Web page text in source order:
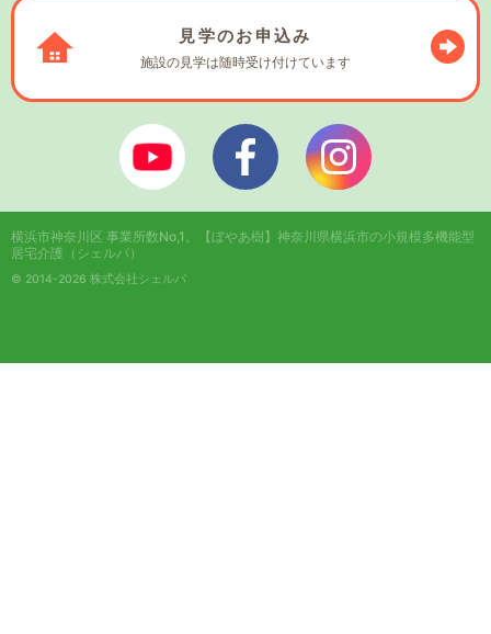
見学のお申込み
施設の見学は随時受け付けています
ぼやあ樹Youtube シェルパフェイスブック
© 2014-2026 株式会社シェルパ
横浜市神奈川区 事業所数No,1。
【ぼやあ樹】神奈川県横浜市の小規模多機能型
居宅介護（シェルパ）